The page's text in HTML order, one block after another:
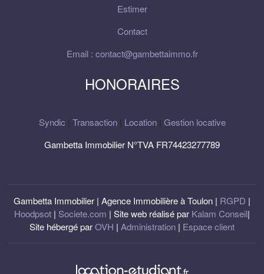
Estimer
Contact
Email : contact@gambettaimmo.fr
HONORAIRES
Syndic Transaction| Location| Gestion locative
Gambetta Immobilier N°TVA FR74423277789
Gambetta Immobilier | Agence Immobilière à Toulon | RGPD |
Hoodpsot | Societe.com | Site web réalisé par Kalam Conseil|
Site hébergé parOVH | Administration | Espace client